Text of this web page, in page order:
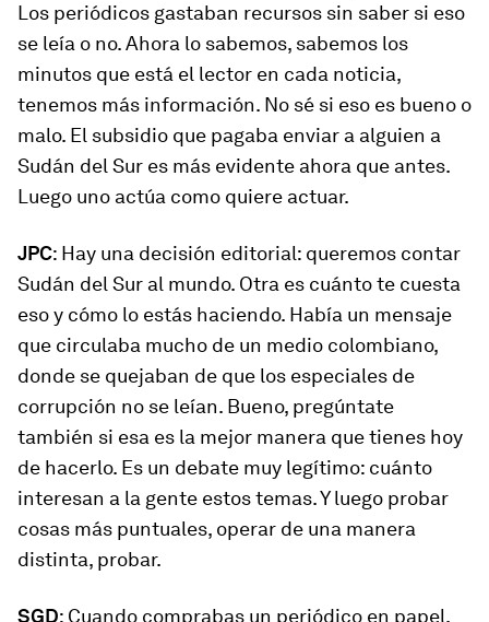
Los periódicos gastaban recursos sin saber si eso
se leía o no. Ahora lo sabemos, sabemos los
minutos que está el lector en cada noticia,
tenemos más información. No sé si eso es bueno o
malo. El subsidio que pagaba enviar a alguien a
Sudán del Sur es más evidente ahora que antes.
Luego uno actúa como quiere actuar.
JPC: Hay una decisión editorial: queremos contar
Sudán del Sur al mundo. Otra es cuánto te cuesta
eso y cómo lo estás haciendo. Había un mensaje
que circulaba mucho de un medio colombiano,
donde se quejaban de que los especiales de
corrupción no se leían. Bueno, pregúntate
también si esa es la mejor manera que tienes hoy
de hacerlo. Es un debate muy legítimo: cuánto
interesan a la gente estos temas. Y luego probar
cosas más puntuales, operar de una manera
distinta, probar.
SGD: Cuando comprabas un periódico en papel,